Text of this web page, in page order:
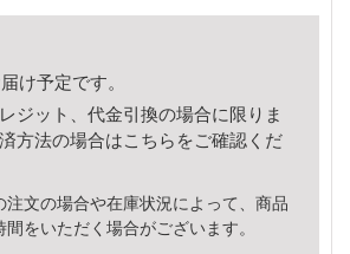
け予定です。
ジット、代金引換の場合に限りま
方法の場合はこちら をご確認くだ
文の場合や在庫状況によって、商品
をいただく場合がございます。